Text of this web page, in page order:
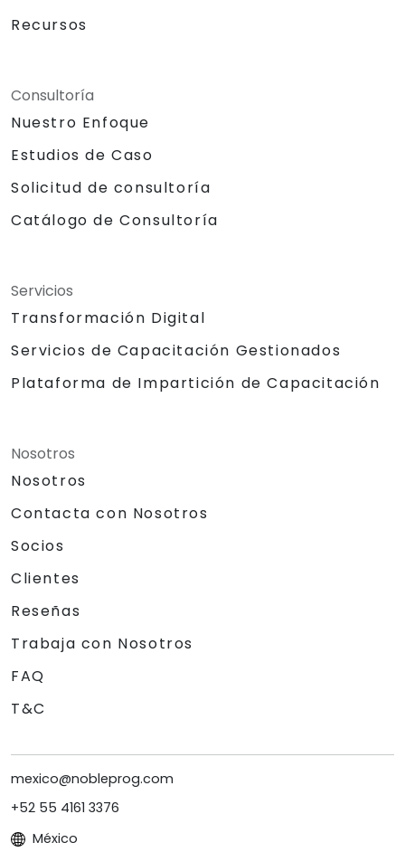
Recursos
Consultoría
Nuestro Enfoque
Estudios de Caso
Solicitud de consultoría
Catálogo de Consultoría
Servicios
Transformación Digital
Servicios de Capacitación Gestionados
Plataforma de Impartición de Capacitación
Nosotros
Nosotros
Contacta con Nosotros
Socios
Clientes
Reseñas
Trabaja con Nosotros
FAQ
T&C
mexico@nobleprog.com
+52 55 4161 3376
México